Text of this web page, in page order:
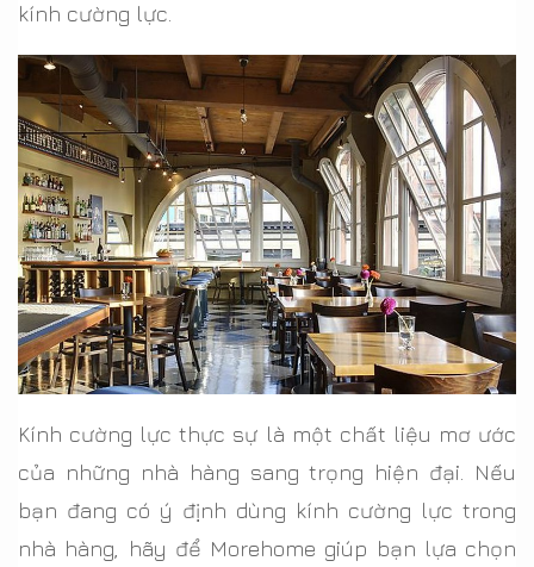
kính cường lực.
Kính cường lực thực sự là một chất liệu mơ ước
của những nhà hàng sang trọng hiện đại. Nếu
bạn đang có ý định dùng kính cường lực trong
nhà hàng, hãy để Morehome giúp bạn lựa chọn